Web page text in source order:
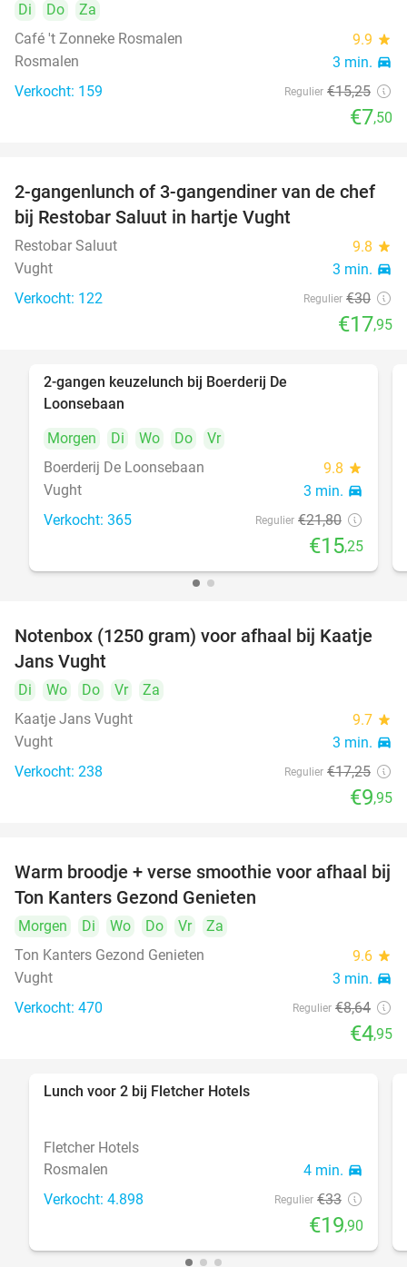
Di Do
Za
Café 't Zonneke Rosmalen
9.9 star
Rosmalen 3 min. directions_car
Verkocht: 159 Regulier €15,25
€7,50
40%
2-gangenlunch of 3-gangendiner van de chef
bij Restobar Saluut in hartje Vught
Restobar Saluut 9.8 star
Vught 3 min. directions_car
Verkocht: 122 Regulier €30
€17,95
2-gangen keuzelunch bij Boerderij De
Loonsebaan
Morgen
Di Wo Do
Vr
Boerderij De Loonsebaan
9.8 star
Vught 3 min. directions_car
Verkocht: 365 Regulier €21,80
€15,25
42%
Notenbox (1250 gram) voor afhaal bij Kaatje
Jans Vught
Di Wo Do Vr
Za
Kaatje Jans Vught
9.7 star
Vught 3 min. directions_car
Verkocht: 238 Regulier €17,25
€9,95
43%
Warm broodje + verse smoothie voor afhaal bij
Ton Kanters Gezond Genieten
Morgen Di Wo Do Vr
Za
Ton Kanters Gezond Genieten
9.6 star
Vught 3 min. directions_car
Verkocht: 470 Regulier €8,64
€4,95
Lunch voor 2 bij Fletcher Hotels
Fletcher Hotels
Rosmalen
4 min. directions_car
Verkocht: 4.898 Regulier €33
€19,90